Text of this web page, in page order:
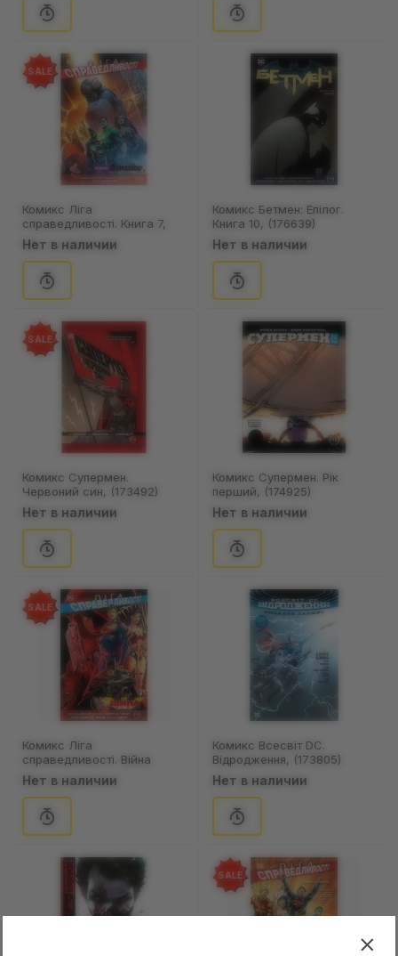
SALE
Комикс Ліга
справедливості. Книга 7,
(176677)
Нет в наличии
Комикс Бетмен: Епілог.
Книга 10, (176639)
Нет в наличии
SALE
Комикс Супермен.
Червоний син, (173492)
Нет в наличии
Комикс Супермен. Рік
перший, (174925)
Нет в наличии
SALE
Комикс Ліга
справедливості. Війна
Трійці. Книга 4, (173737)
Нет в наличии
Комикс Всесвіт DC.
Відродження, (173805)
Нет в наличии
SALE